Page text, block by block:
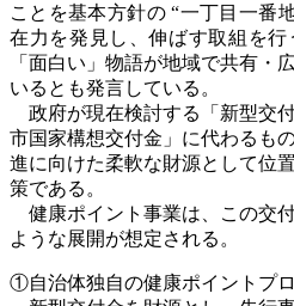
ことを基本方針の “一丁目一番
在力を発見し、伸ばす取組を行
「面白い」物語が地域で共有・
いるとも発言している。
政府が現在検討する「新型交
市国家構想交付金」に代わるも
進に向けた柔軟な財源として位
策である。
健康ポイント事業は、この交
ような展開が想定される。
①自治体独自の健康ポイントプ